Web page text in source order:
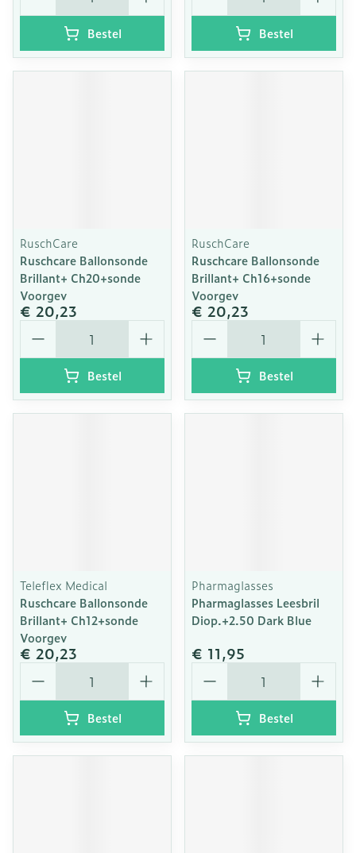
Bestel Bestel
RuschCare
Ruschcare Ballonsonde
Brillant+ Ch20+sonde
Voorgev
€ 20,23
Aantal
Bestel
RuschCare
Ruschcare Ballonsonde
Brillant+ Ch16+sonde
Voorgev
€ 20,23
Aantal
Bestel
Teleflex Medical
Ruschcare Ballonsonde
Brillant+ Ch12+sonde
Voorgev
€ 20,23
Aantal
Bestel
Pharmaglasses
Pharmaglasses Leesbril
Diop.+2.50 Dark Blue
€ 11,95
Aantal
Bestel